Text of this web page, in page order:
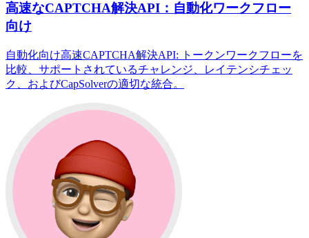
高速なCAPTCHA解決API：自動化ワークフロー
向け
自動化向け高速CAPTCHA解決API: トークンワークフローを
比較、サポートされているチャレンジ、レイテンシチェッ
ク、およびCapSolverの適切な統合。